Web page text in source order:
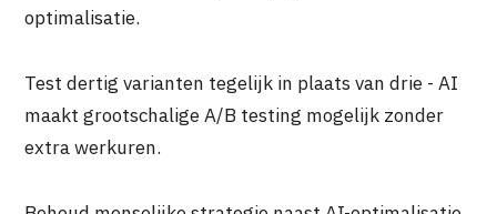
optimalisatie.
Test dertig varianten tegelijk in plaats van drie - AI
maakt grootschalige A/B testing mogelijk zonder
extra werkuren.